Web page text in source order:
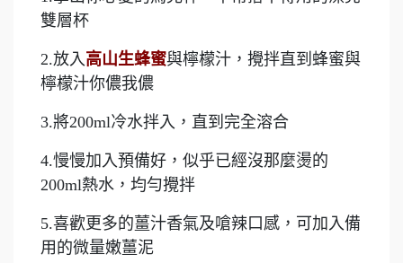
雙層杯
2.放入 高山生蜂蜜與檸檬汁，攪拌直到蜂蜜與
檸檬汁你儂我儂
3.將200ml冷水拌入，直到完全溶合
4.慢慢加入預備好，似乎已經沒那麼燙的
200ml熱水，均勻攪拌
5.喜歡更多的薑汁香氣及嗆辣口感，可加入備
用的微量嫩薑泥